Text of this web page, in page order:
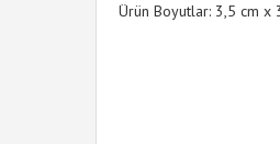
Ürün Boyutlar: 3,5 cm x